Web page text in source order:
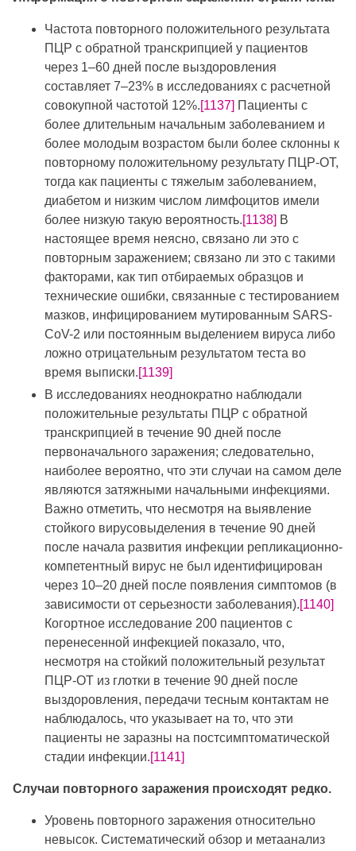
Частота повторного положительного результата
ПЦР с обратной транскрипцией у пациентов
через 1–60 дней после выздоровления
составляет 7–23% в исследованиях с расчетной
совокупной частотой 12%.[1137] Пациенты с
более длительным начальным заболеванием и
более молодым возрастом были более склонны к
повторному положительному результату ПЦР-ОТ,
тогда как пациенты с тяжелым заболеванием,
диабетом и низким числом лимфоцитов имели
более низкую такую вероятность.[1138] В
настоящее время неясно, связано ли это с
повторным заражением; связано ли это с такими
факторами, как тип отбираемых образцов и
технические ошибки, связанные с тестированием
мазков, инфицированием мутированным SARS-
CoV-2 или постоянным выделением вируса либо
ложно отрицательным результатом теста во
время выписки.[1139]
В исследованиях неоднократно наблюдали
положительные результаты ПЦР с обратной
транскрипцией в течение 90 дней после
первоначального заражения; следовательно,
наиболее вероятно, что эти случаи на самом деле
являются затяжными начальными инфекциями.
Важно отметить, что несмотря на выявление
стойкого вирусовыделения в течение 90 дней
после начала развития инфекции репликационно-
компетентный вирус не был идентифицирован
через 10–20 дней после появления симптомов (в
зависимости от серьезности заболевания).[1140]
Когортное исследование 200 пациентов с
перенесенной инфекцией показало, что,
несмотря на стойкий положительный результат
ПЦР-ОТ из глотки в течение 90 дней после
выздоровления, передачи тесным контактам не
наблюдалось, что указывает на то, что эти
пациенты не заразны на постсимптоматической
стадии инфекции.[1141]
Случаи повторного заражения происходят редко.
Уровень повторного заражения относительно
невысок. Систематический обзор и метаанализ